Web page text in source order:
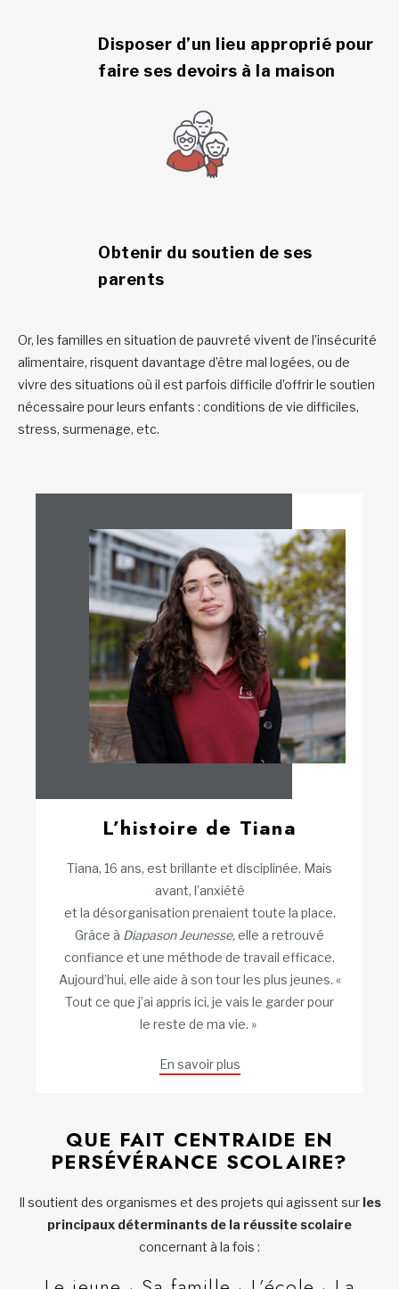
Disposer d’un lieu approprié pour
faire ses devoirs à la maison
Obtenir du soutien de ses
parents
Or, les familles en situation de pauvreté vivent de l’insécurité
alimentaire, risquent davantage d’être mal logées, ou de
vivre des situations où il est parfois difficile d’offrir le soutien
nécessaire pour leurs enfants : conditions de vie difficiles,
stress, surmenage, etc.
L’histoire de Tiana
Tiana, 16 ans, est brillante et disciplinée. Mais
avant, l’anxiété
et la désorganisation prenaient toute la place.
Grâce à Diapason Jeunesse,elle a retrouvé
confiance et une méthode de travail efficace.
Aujourd’hui, elle aide à son tour les plus jeunes. «
Tout ce que j’ai appris ici, je vais le garder pour
le reste de ma vie. »
En savoir plus
QUE FAIT CENTRAIDE EN
PERSÉVÉRANCE SCOLAIRE?
Il soutient des organismes et des projets qui agissent sur les
principaux déterminants de la réussite scolaire
concernant à la fois :